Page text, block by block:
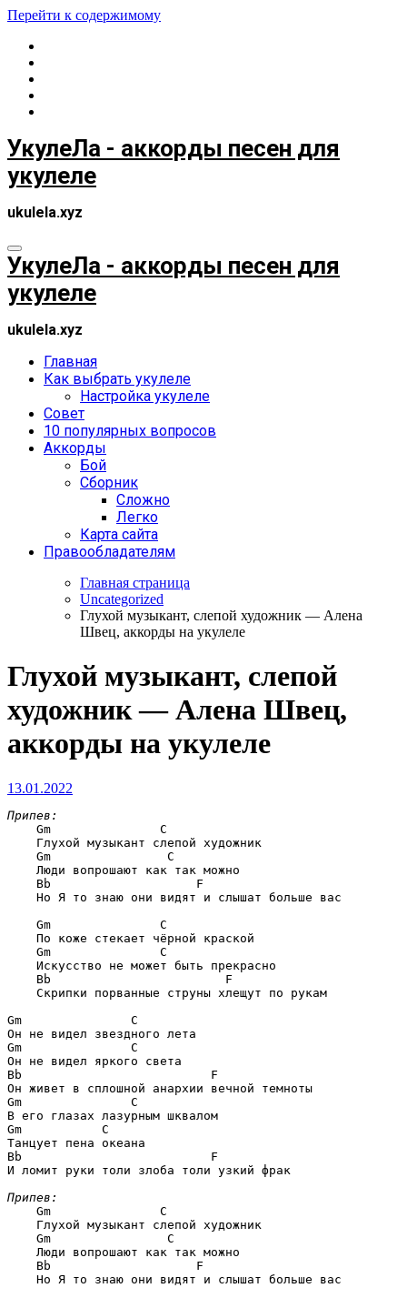
Перейти к содержимому
УкулеЛа - аккорды песен для
укулеле
ukulela.xyz
УкулеЛа - аккорды песен для
укулеле
ukulela.xyz
Главная
Как выбрать укулеле
Настройка укулеле
Совет
10 популярных вопросов
Аккорды
Бой
Сборник
Сложно
Легко
Карта сайта
Правообладателям
Главная страница
Uncategorized
Глухой музыкант, слепой художник — Алена
Швец, аккорды на укулеле
Глухой музыкант, слепой
художник — Алена Швец,
аккорды на укулеле
13.01.2022
Припев:
Gm               C
    Глухой музыкант слепой художник
Gm                C
    Люди вопрошают как так можно
Bb                    F
    Но Я то знаю они видят и слышат больше вас
Gm               C
    По коже стекает чёрной краской
Gm               C
    Искусство не может быть прекрасно
Bb                        F
    Скрипки порванные струны хлещут по рукам
Gm               C
Gm               C
Bb                          F
Gm               C
Gm           C
Bb                          F
И ломит руки толи злоба толи узкий фрак
Припев:
Gm               C
    Глухой музыкант слепой художник
Gm                C
    Люди вопрошают как так можно
Bb                    F
    Но Я то знаю они видят и слышат больше вас